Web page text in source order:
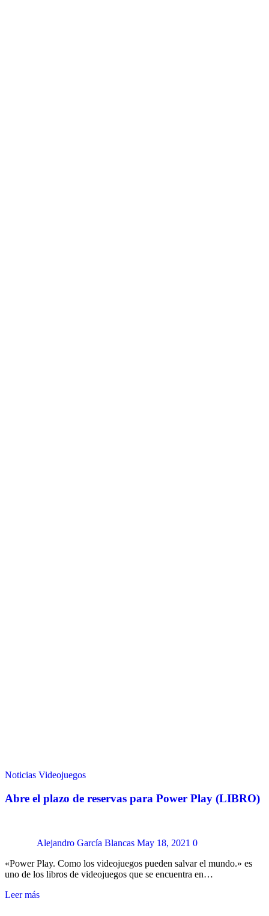
Noticias Videojuegos
Abre el plazo de reservas para Power Play (LIBRO)
Alejandro García Blancas May 18, 2021 0
«Power Play. Como los videojuegos pueden salvar el mundo.» es
uno de los libros de videojuegos que se encuentra en…
Leer más